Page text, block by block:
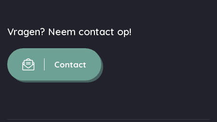
Vragen? Neem contact op!
Contact